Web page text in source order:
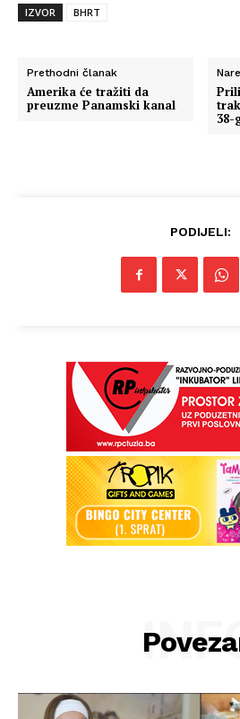
IZVOR BHRT
Prethodni članak
Amerika će tražiti da
preuzme Panamski kanal
38-
PODIJELI: